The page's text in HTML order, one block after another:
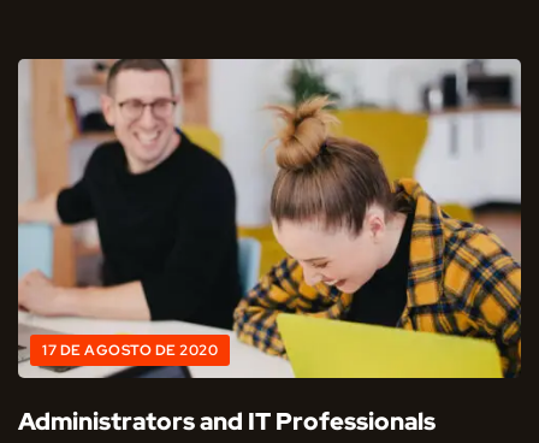
17 DE AGOSTO DE 2020
Administrators and IT Professionals